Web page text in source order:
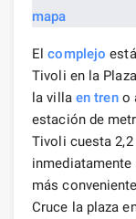
Elcomplejo
Tivoli en la
la villa en treno
estación de
Tivoli cuesta
inmediatamente
más
Cruce la plaza